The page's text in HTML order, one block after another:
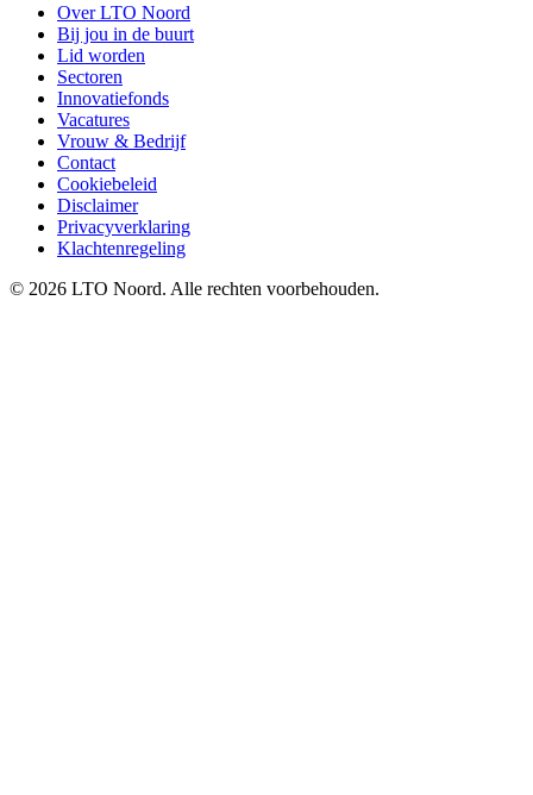
Over LTO Noord
Bij jou in de buurt
Lid worden
Sectoren
Innovatiefonds
Vacatures
Vrouw & Bedrijf
Contact
Cookiebeleid
Disclaimer
Privacyverklaring
Klachtenregeling
© 2026 LTO Noord. Alle rechten voorbehouden.